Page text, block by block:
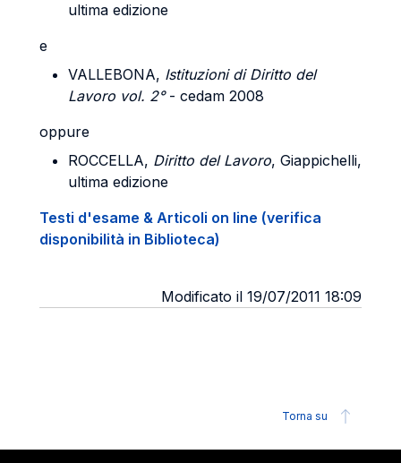
ultima edizione
e
VALLEBONA, Istituzioni di Diritto del
Lavoro vol. 2°- cedam 2008
oppure
ROCCELLA, Diritto del Lavoro, Giappichelli,
ultima edizione
Testi d'esame & Articoli on line (verifica
disponibilità in Biblioteca)
Modificato il 19/07/2011 18:09
Torna su